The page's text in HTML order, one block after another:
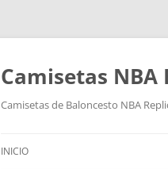
Camisetas NBA
Camisetas de Baloncesto NBA
INICIO